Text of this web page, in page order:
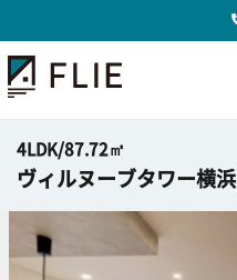
4LDK/87.72㎡
ヴィルヌーブタワー横